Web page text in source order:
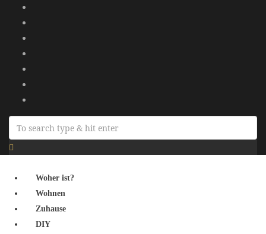
Woher ist?
Wohnen
Zuhause
DIY